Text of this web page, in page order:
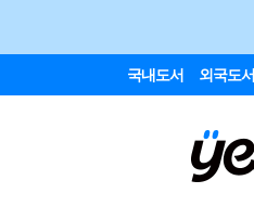
국내도서 외국도서